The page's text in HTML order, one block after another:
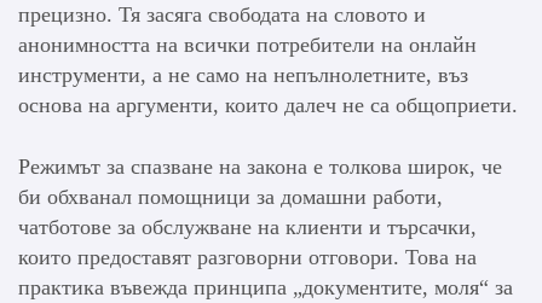
прецизно. Тя засяга свободата на словото и
анонимността на всички потребители на онлайн
инструменти, а не само на непълнолетните, въз
основа на аргументи, които далеч не са общоприети.
Режимът за спазване на закона е толкова широк, че
би обхванал помощници за домашни работи,
чатботове за обслужване на клиенти и търсачки,
които предоставят разговорни отговори. Това на
практика въвежда принципа „документите, моля“ за